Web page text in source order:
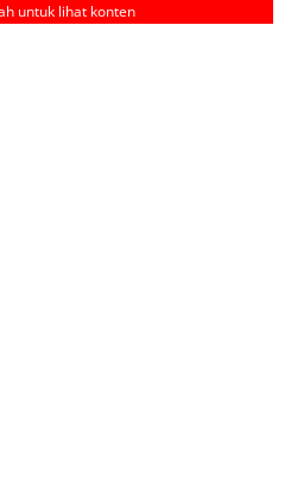
untuk lihat konten